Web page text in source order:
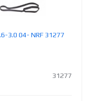
3.0 04- NRF 31277
31277